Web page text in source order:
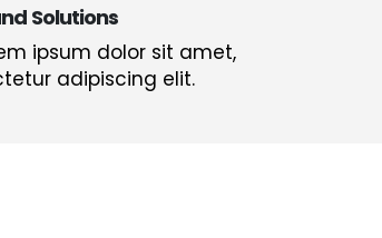
Solutions
ipsum dolor sit amet,
adipiscing elit.